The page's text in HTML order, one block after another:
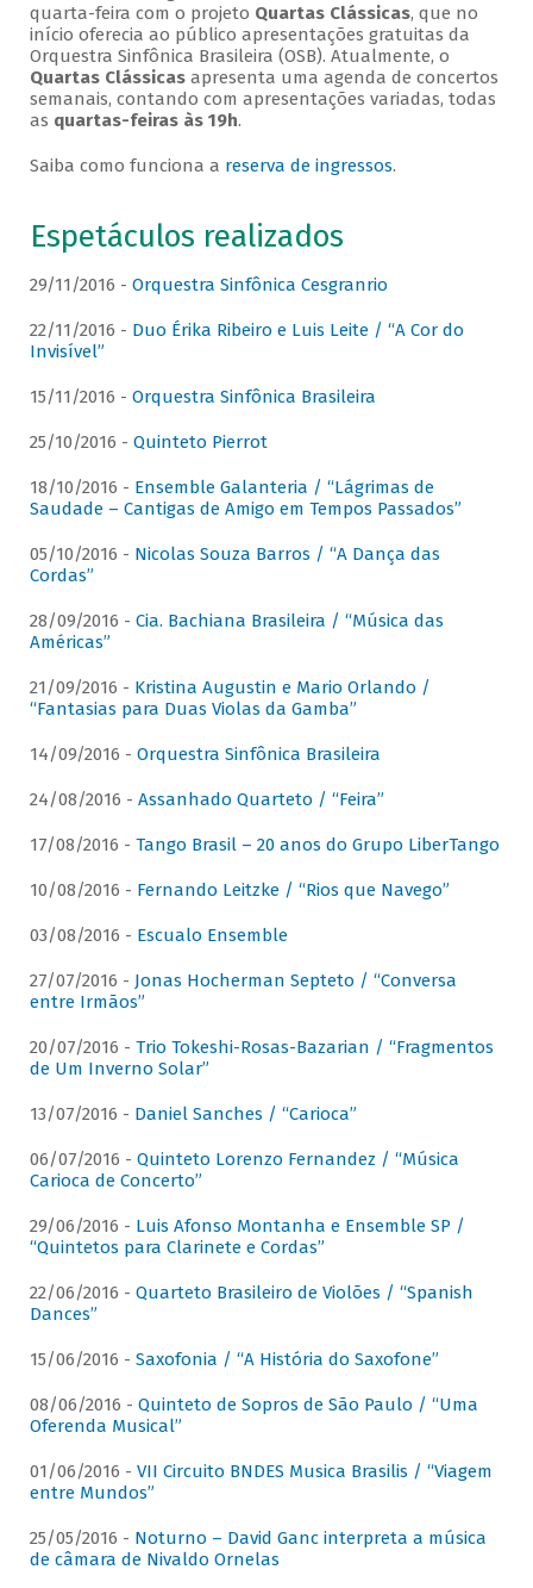
quarta-feira com o projeto Quartas Clássicas, que no
início oferecia ao público apresentações gratuitas da
Orquestra Sinfônica Brasileira (OSB). Atualmente, o
Quartas Clássicasapresenta uma agenda de concertos
semanais, contando com apresentações variadas, todas
as quartas-feiras às 19h.
Saiba como funciona a reserva de ingressos.
Espetáculos realizados
29/11/2016 - Orquestra Sinfônica Cesgranrio
22/11/2016 - Duo Érika Ribeiro e Luis Leite / “A Cor do
Invisível”
15/11/2016 - Orquestra Sinfônica Brasileira
25/10/2016 - Quinteto Pierrot
18/10/2016 - Ensemble Galanteria / “Lágrimas de
Saudade – Cantigas de Amigo em Tempos Passados”
05/10/2016 - Nicolas Souza Barros / “A Dança das
Cordas”
28/09/2016 - Cia. Bachiana Brasileira / “Música das
Américas”
21/09/2016 - Kristina Augustin e Mario Orlando /
“Fantasias para Duas Violas da Gamba”
14/09/2016 - Orquestra Sinfônica Brasileira
24/08/2016 - Assanhado Quarteto / “Feira”
17/08/2016 - Tango Brasil – 20 anos do Grupo LiberTango
10/08/2016 - Fernando Leitzke / “Rios que Navego”
03/08/2016 - Escualo Ensemble
27/07/2016 - Jonas Hocherman Septeto / “Conversa
entre Irmãos”
20/07/2016 - Trio Tokeshi-Rosas-Bazarian / “Fragmentos
de Um Inverno Solar”
13/07/2016 - Daniel Sanches / “Carioca”
06/07/2016 - Quinteto Lorenzo Fernandez / “Música
Carioca de Concerto”
29/06/2016 - Luis Afonso Montanha e Ensemble SP /
“Quintetos para Clarinete e Cordas”
22/06/2016 - Quarteto Brasileiro de Violões / “Spanish
Dances”
15/06/2016 - Saxofonia / “A História do Saxofone”
08/06/2016 - Quinteto de Sopros de São Paulo / “Uma
Oferenda Musical”
01/06/2016 - VII Circuito BNDES Musica Brasilis / “Viagem
entre Mundos”
25/05/2016 - Noturno – David Ganc interpreta a música
de câmara de Nivaldo Ornelas